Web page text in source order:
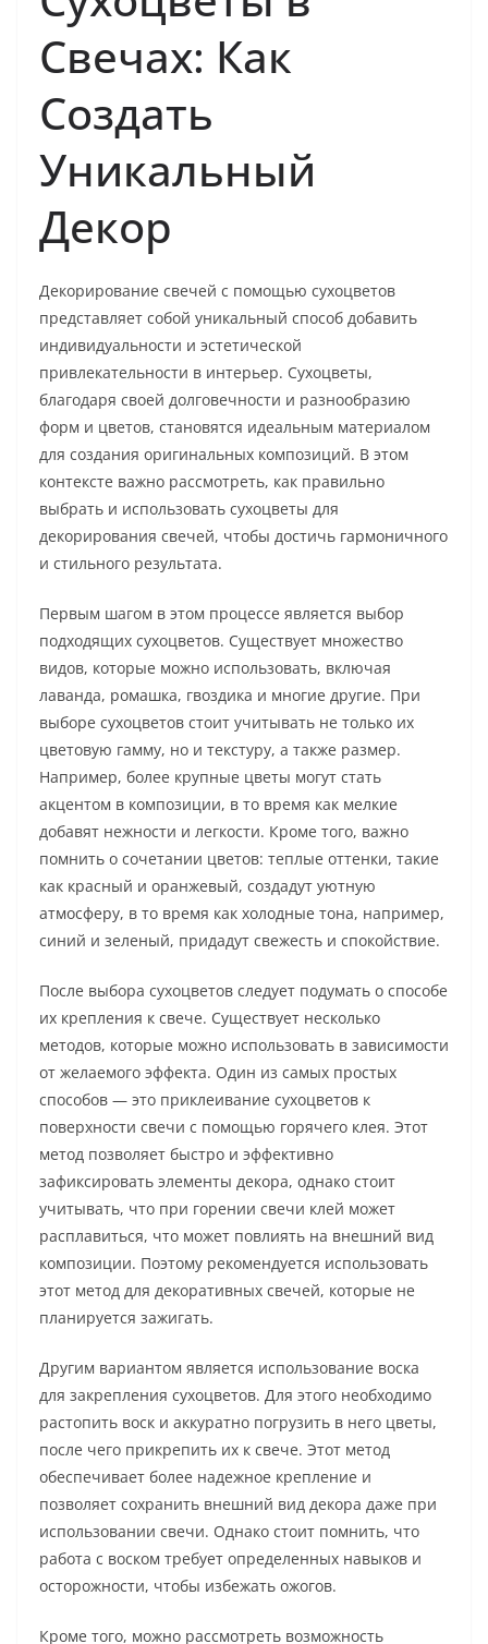
Свечах: Как
Создать
Уникальный
Декор
Декорирование свечей с помощью сухоцветов
представляет собой уникальный способ добавить
индивидуальности и эстетической
привлекательности в интерьер. Сухоцветы,
благодаря своей долговечности и разнообразию
форм и цветов, становятся идеальным материалом
для создания оригинальных композиций. В этом
контексте важно рассмотреть, как правильно
выбрать и использовать сухоцветы для
декорирования свечей, чтобы достичь гармоничного
и стильного результата.
Первым шагом в этом процессе является выбор
подходящих сухоцветов. Существует множество
видов, которые можно использовать, включая
лаванда, ромашка, гвоздика и многие другие. При
выборе сухоцветов стоит учитывать не только их
цветовую гамму, но и текстуру, а также размер.
Например, более крупные цветы могут стать
акцентом в композиции, в то время как мелкие
добавят нежности и легкости. Кроме того, важно
помнить о сочетании цветов: теплые оттенки, такие
как красный и оранжевый, создадут уютную
атмосферу, в то время как холодные тона, например,
синий и зеленый, придадут свежесть и спокойствие.
После выбора сухоцветов следует подумать о способе
их крепления к свече. Существует несколько
методов, которые можно использовать в зависимости
от желаемого эффекта. Один из самых простых
способов — это приклеивание сухоцветов к
поверхности свечи с помощью горячего клея. Этот
метод позволяет быстро и эффективно
зафиксировать элементы декора, однако стоит
учитывать, что при горении свечи клей может
расплавиться, что может повлиять на внешний вид
композиции. Поэтому рекомендуется использовать
этот метод для декоративных свечей, которые не
планируется зажигать.
Другим вариантом является использование воска
для закрепления сухоцветов. Для этого необходимо
растопить воск и аккуратно погрузить в него цветы,
после чего прикрепить их к свече. Этот метод
обеспечивает более надежное крепление и
позволяет сохранить внешний вид декора даже при
использовании свечи. Однако стоит помнить, что
работа с воском требует определенных навыков и
осторожности, чтобы избежать ожогов.
Кроме того, можно рассмотреть возможность